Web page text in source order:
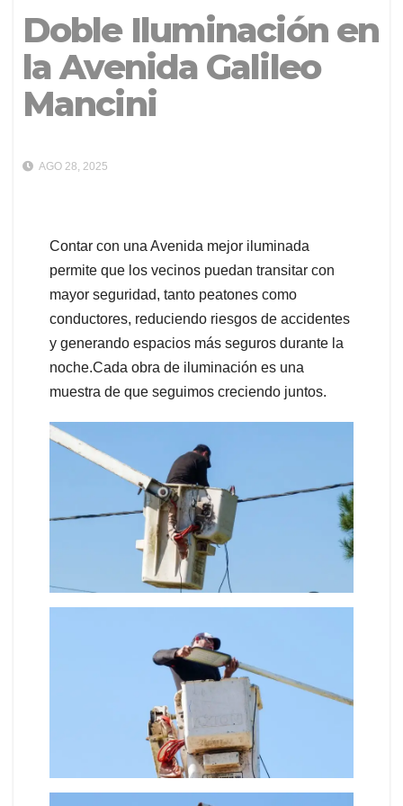
Doble Iluminación en
la Avenida Galileo
Mancini
AGO 28, 2025
Contar con una Avenida mejor iluminada
permite que los vecinos puedan transitar con
mayor seguridad, tanto peatones como
conductores, reduciendo riesgos de accidentes
y generando espacios más seguros durante la
noche.Cada obra de iluminación es una
muestra de que seguimos creciendo juntos.